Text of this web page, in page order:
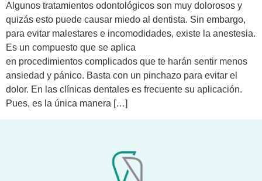
Algunos tratamientos odontológicos son muy dolorosos y
quizás esto puede causar miedo al dentista. Sin embargo,
para evitar malestares e incomodidades, existe la anestesia.
Es un compuesto que se aplica
en procedimientos complicados que te harán sentir menos
ansiedad y pánico. Basta con un pinchazo para evitar el
dolor. En las clínicas dentales es frecuente su aplicación.
Pues, es la única manera […]